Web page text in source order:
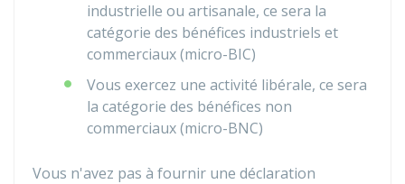
industrielle ou artisanale, ce sera la
catégorie des bénéfices industriels et
commerciaux (micro-BIC)
Vous exercez une activité libérale, ce sera
la catégorie des bénéfices non
commerciaux (micro-BNC)
Vous n'avez pas à fournir une déclaration